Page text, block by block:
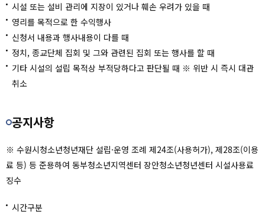
시설 또는 설비 관리에 지장이 있거나 훼손 우려가 있을 때
영리를 목적으로 한 수익행사
신청서 내용과 행사내용이 다를 때
정치, 종교단체 집회 및 그와 관련된 집회 또는 행사를 할 때
기타 시설의 설립 목적상 부적당하다고 판단될 때 ※ 위반 시 즉시 대관
취소
공지사항
※ 수원시청소년청년재단 설립·운영 조례 제24조(사용허가), 제28조(이용
료 등) 등 준용하여 동부청소년지역센터 장안청소년청년센터 시설사용료
징수
시간구분